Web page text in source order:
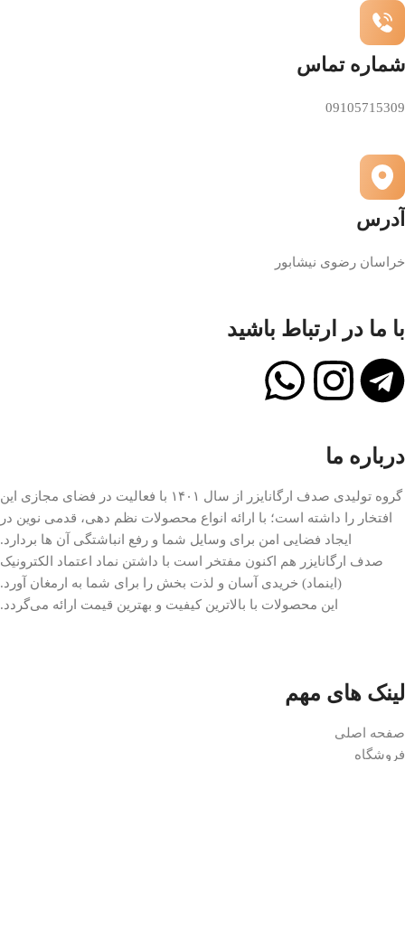
لینک های مهم
صفحه اصلی
فروشگاه
درباره ما
گروه تولیدی صدف ارگانایزر از سال ۱۴۰۱ با فعالیت در فضای مجازی این
افتخار را داشته است؛ با ارائه انواع محصولات نظم دهی، قدمی نوین در
ایجاد فضایی امن برای وسایل شما و رفع انباشتگی آن ها بردارد.
صدف ارگانایزر هم اکنون مفتخر است با داشتن نماد اعتماد الکترونیک
(اینماد) خریدی آسان و لذت بخش را برای شما به ارمغان آورد.
این محصولات با بالاترین کیفیت و بهترین قیمت ارائه می‌گردد.
شماره تماس
09105715309
آدرس
خراسان رضوی نیشابور
با ما در ارتباط باشید